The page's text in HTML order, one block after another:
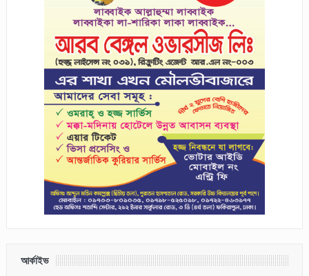
আর্কাইভ